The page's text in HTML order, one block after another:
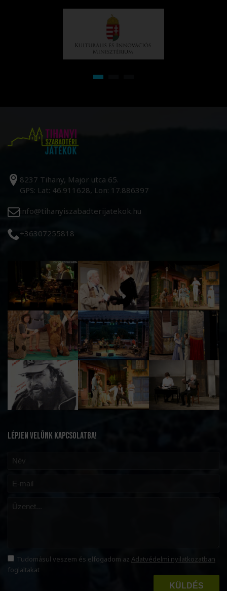
8237 Tihany, Major utca 65.
GPS: Lat: 46.911628, Lon: 17.886397
info@tihanyiszabadterijatekok.hu
+36307255818
LÉPJEN VELÜNK KAPCSOLATBA!
Tudomásul veszem és elfogadom az Adatvédelmi nyilatkozatban
foglaltakat
KÜLDÉS